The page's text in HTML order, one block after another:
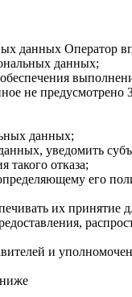
данных Оператор
данных;
не
данных;
уведомить
такого отказа;
его
их принятие
и